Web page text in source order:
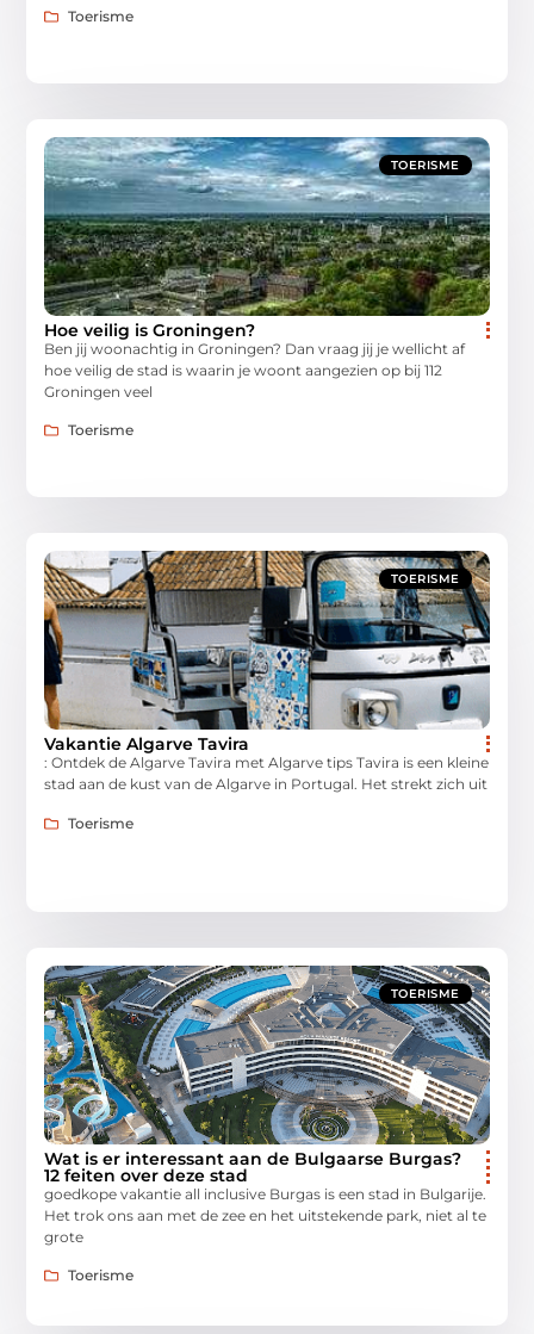
Toerisme
TOERISME
Hoe veilig is Groningen?
Ben jij woonachtig in Groningen? Dan vraag jij je wellicht af
hoe veilig de stad is waarin je woont aangezien op bij 112
Groningen veel
Toerisme
TOERISME
Vakantie Algarve Tavira
: Ontdek de Algarve Tavira met Algarve tips Tavira is een kleine
stad aan de kust van de Algarve in Portugal. Het strekt zich uit
Toerisme
TOERISME
Wat is er interessant aan de Bulgaarse Burgas?
12 feiten over deze stad
goedkope vakantie all inclusive Burgas is een stad in Bulgarije.
Het trok ons ​​aan met de zee en het uitstekende park, niet al te
grote
Toerisme